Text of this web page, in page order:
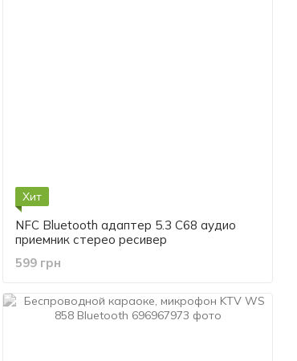
Хит
NFC Bluetooth адаптер 5.3 C68 аудио
приемник стерео ресивер
599 грн